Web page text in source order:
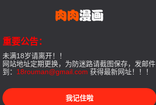
重要公告：
未满18岁请离开！！
网站地址定期更换，为防迷路请截图保存，发邮件
到： 18rouman@gmail.com 获得最新网址！！！
我记住啦